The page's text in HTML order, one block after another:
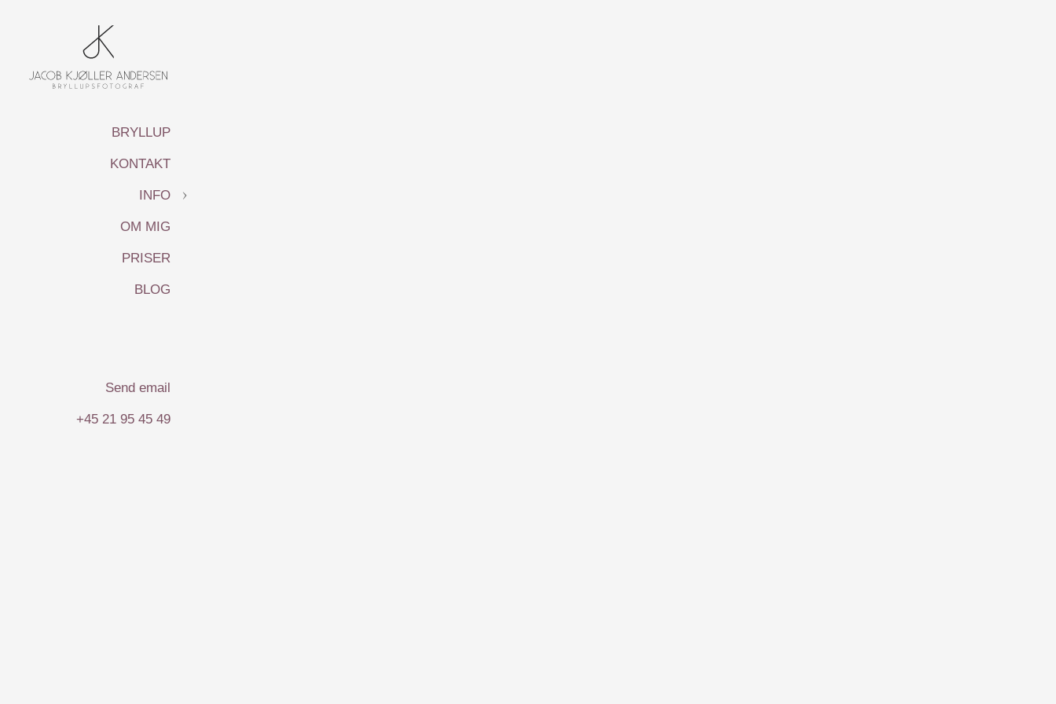
BRYLLUP
KONTAKT
INFO
OM MIG
PRISER
BLOG
Send email
+45 21 95 45 49